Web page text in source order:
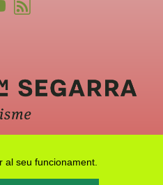
al seu funcionament.